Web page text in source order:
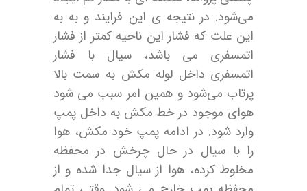
می‌شود. در نتیجه ی این فرایند و به به
این علت که فشار این ناحیه کمتر از فشار
اتمسفری می باشد، سیال با فشار
اتمسفری داخل لوله مکش به سمت بالا
پرتاب می‌شود و همین امر سبب می شود
هوای موجود در خط مکش به داخل پمپ
وارد شود. در ادامه پمپ خود مکش، هوا
را با سیال در حال چرخش در محفظه
مخلوط کرده، هوا از سیال جدا شده و از